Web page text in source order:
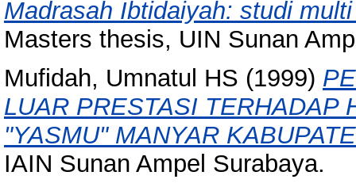
Madrasah Ibtidaiyah: studi
Masters thesis, UIN Sunan
Mufidah, Umnatul HS (1999)
LUAR PRESTASI TERHADAP
"YASMU" MANYAR
IAIN Sunan Ampel Surabaya.